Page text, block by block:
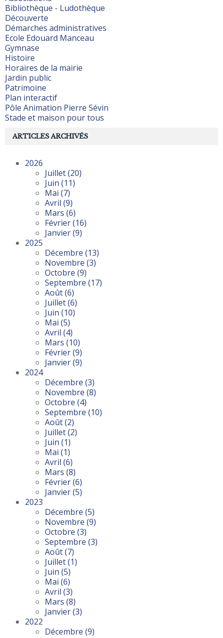
Bibliothèque - Ludothèque
Découverte
Démarches administratives
Ecole Edouard Manceau
Gymnase
Histoire
Horaires de la mairie
Jardin public
Patrimoine
Plan interactif
Pôle Animation Pierre Sévin
Stade et maison pour tous
ARTICLES ARCHIVÉS
2026
Juillet(20)
Juin (11)
Mai (7)
Avril (9)
Mars (6)
Février(16)
Janvier(9)
2025
Décembre (13)
Novembre (3)
Octobre (9)
Septembre (17)
Août(6)
Juillet(6)
Juin (10)
Mai (5)
Avril (4)
Mars (10)
Février(9)
Janvier(9)
2024
Décembre (3)
Novembre (8)
Octobre (4)
Septembre (10)
Août(2)
Juillet(2)
Juin (1)
Mai (1)
Avril (6)
Mars (8)
Février(6)
Janvier(5)
2023
Décembre (5)
Novembre (9)
Octobre (3)
Septembre (3)
Août(7)
Juillet(1)
Juin (5)
Mai (6)
Avril (3)
Mars (8)
Janvier(3)
2022
Décembre (9)